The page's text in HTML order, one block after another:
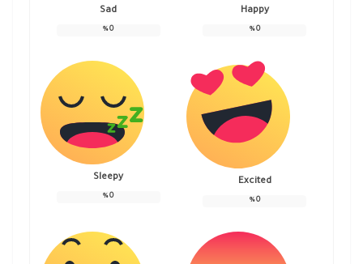
Happy
0
%
Sad
0
%
Excited
0
%
Sleepy
0
%